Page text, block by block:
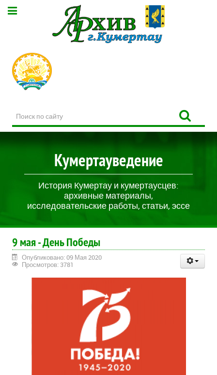
по
сайту
Кумертауведение
История Кумертау и кумертаусцев:
архивные материалы,
исследовательские работы, статьи, эссе
9 мая - День Победы
Опубликовано: 09 Мая 2020
Просмотров: 3781